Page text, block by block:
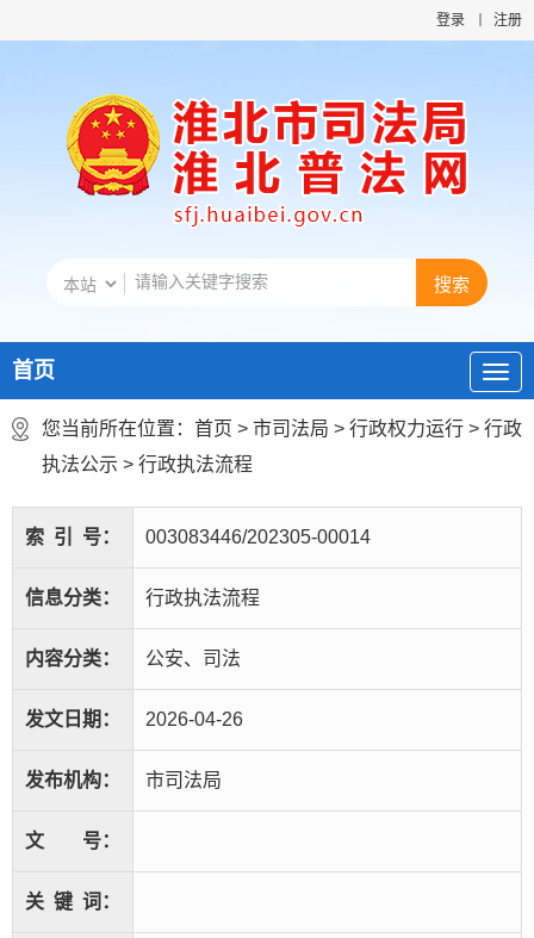
登录 注册
首页
您当前所在位置： 首页 > 市司法局 > 行政权力运行 > 行政
执法公示 > 行政执法流程
索 引 号： 003083446/202305-00014
信息分类： 行政执法流程
内容分类： 公安、司法
发文日期： 2026-04-26
发布机构： 市司法局
文 号：
关 键 词：